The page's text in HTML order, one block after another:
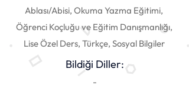
Ablası/Abisi, Okuma Yazma Eğitimi,
Öğrenci Koçluğu ve Eğitim Danışmanlığı,
Lise Özel Ders, Türkçe, Sosyal Bilgiler
Bildiği Diller:
-